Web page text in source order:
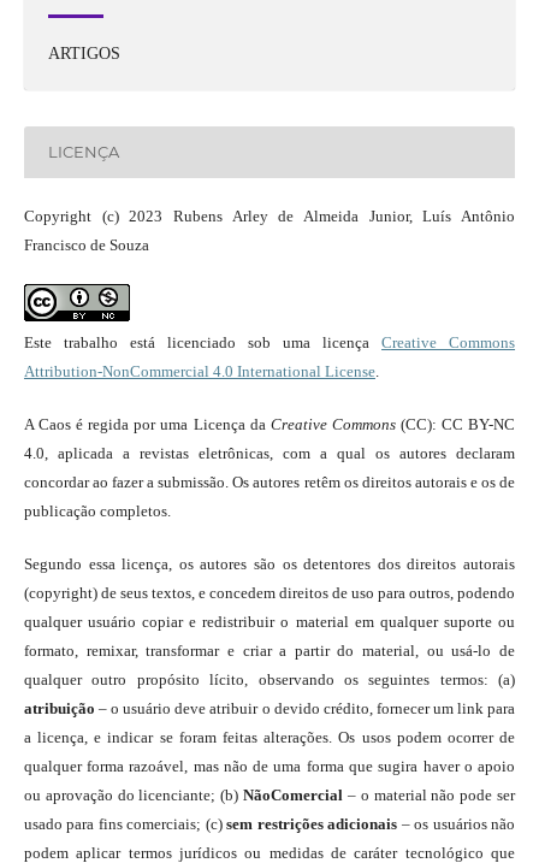
ARTIGOS
LICENÇA
Copyright (c) 2023 Rubens Arley de Almeida Junior, Luís Antônio
Francisco de Souza
Este trabalho está licenciado sob uma licençaCreative Commons
Attribution-NonCommercial 4.0 International License.
A Caos é regida por uma Licença da Creative Commons(CC): CC BY-NC
4.0, aplicada a revistas eletrônicas, com a qual os autores declaram
concordar ao fazer a submissão. Os autores retêm os direitos autorais e os de
publicação completos.
Segundo essa licença, os autores são os detentores dos direitos autorais
(copyright) de seus textos, e concedem direitos de uso para outros, podendo
qualquer usuário copiar e redistribuir o material em qualquer suporte ou
formato, remixar, transformar e criar a partir do material, ou usá-lo de
qualquer outro propósito lícito, observando os seguintes termos: (a)
atribuição – o usuário deve atribuir o devido crédito, fornecer um link para
a licença, e indicar se foram feitas alterações. Os usos podem ocorrer de
qualquer forma razoável, mas não de uma forma que sugira haver o apoio
ou aprovação do licenciante; (b)NãoComercial – o material não pode ser
usado para fins comerciais; (c)sem restrições adicionais – os usuários não
podem aplicar termos jurídicos ou medidas de caráter tecnológico que